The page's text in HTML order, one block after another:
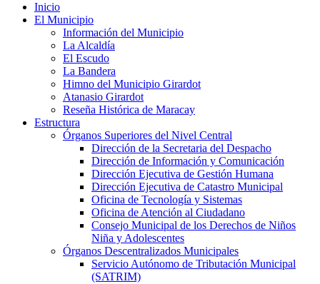
Inicio
El Municipio
Información del Municipio
La Alcaldía
El Escudo
La Bandera
Himno del Municipio Girardot
Atanasio Girardot
Reseña Histórica de Maracay
Estructura
Órganos Superiores del Nivel Central
Dirección de la Secretaria del Despacho
Dirección de Información y Comunicación
Dirección Ejecutiva de Gestión Humana
Dirección Ejecutiva de Catastro Municipal
Oficina de Tecnología y Sistemas
Oficina de Atención al Ciudadano
Consejo Municipal de los Derechos de Niños
Niña y Adolescentes
Órganos Descentralizados Municipales
Servicio Autónomo de Tributación Municipal
(SATRIM)